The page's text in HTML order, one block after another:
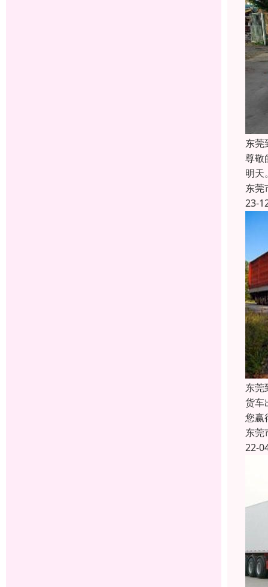
东莞
尊敬
明天
东莞
23-
东莞
货车
您赢
东莞
22-